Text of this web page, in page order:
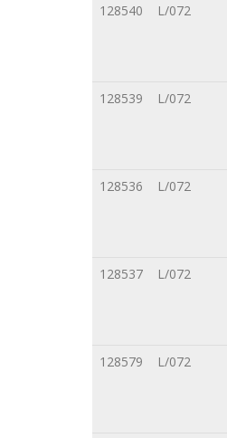
128540 L/072
128539 L/072
128536 L/072
128537 L/072
128579 L/072